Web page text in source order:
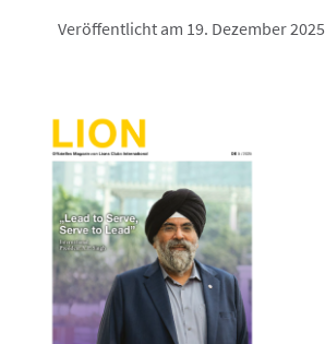
Veröffentlicht am 19. Dezember 2025